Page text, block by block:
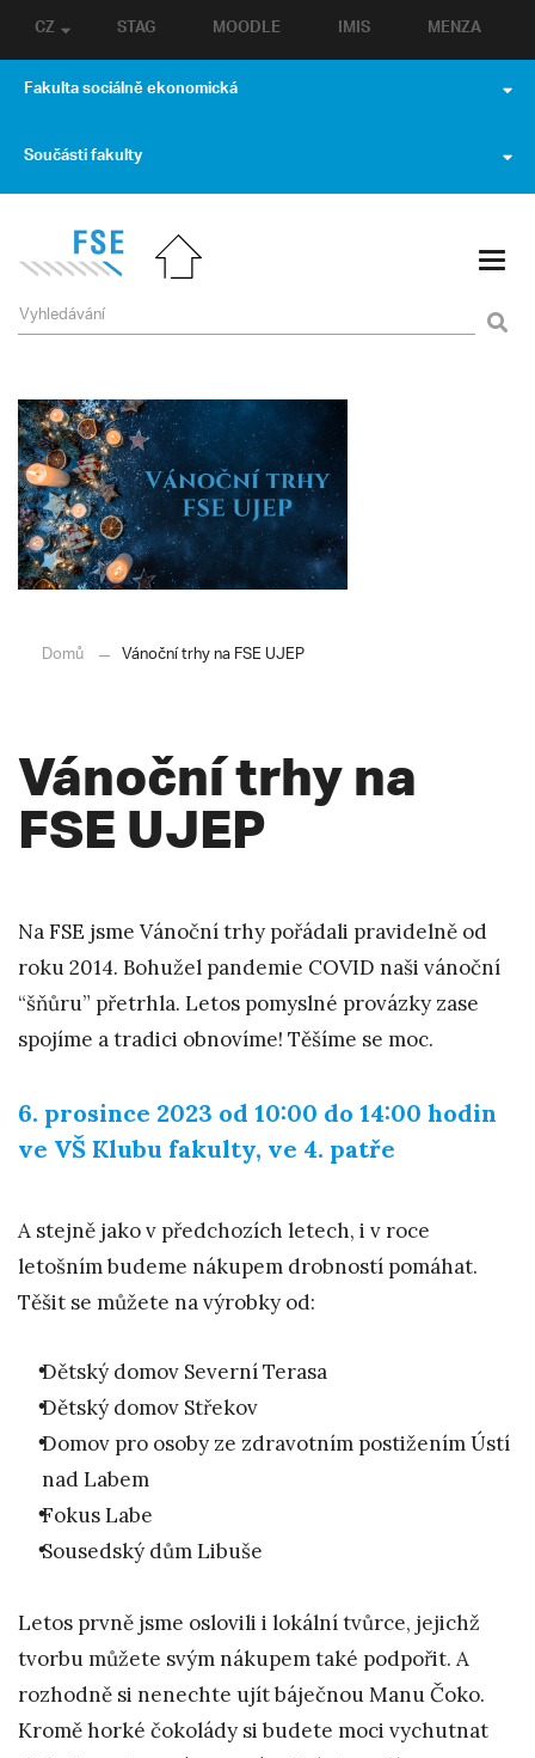
STAG MOODLE IMIS MENZA
CZ
Fakulta sociálně ekonomická
Součásti fakulty
Domů Vánoční trhy na FSE UJEP
Vánoční trhy na
FSE UJEP
Na FSE jsme Vánoční trhy pořádali pravidelně od
roku 2014. Bohužel pandemie COVID naši vánoční
“šňůru” přetrhla. Letos pomyslné provázky zase
spojíme a tradici obnovíme! Těšíme se moc.
6. prosince 2023 od 10:00 do 14:00 hodin
ve VŠ Klubu fakulty, ve 4. patře
A stejně jako v předchozích letech, i v roce
letošním budeme nákupem drobností pomáhat.
Těšit se můžete na výrobky od:
Dětský domov Severní Terasa
Dětský domov Střekov
Domov pro osoby ze zdravotním postižením Ústí
nad Labem
Fokus Labe
Sousedský dům Libuše
Letos prvně jsme oslovili i lokální tvůrce, jejichž
tvorbu můžete svým nákupem také podpořit. A
rozhodně si nenechte ujít báječnou Manu Čoko.
Kromě horké čokolády si budete moci vychutnat